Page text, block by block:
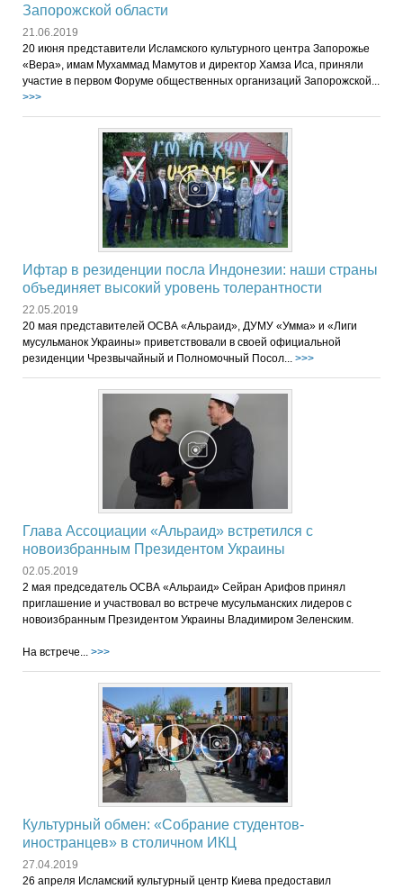
Запорожской области
21.06.2019
20 июня представители Исламского культурного центра Запорожье
«Вера», имам Мухаммад Мамутов и директор Хамза Иса, приняли
участие в первом Форуме общественных организаций Запорожской...
>>>
Ифтар в резиденции посла Индонезии: наши страны
объединяет высокий уровень толерантности
22.05.2019
20 мая представителей ОСВА «Альраид», ДУМУ «Умма» и «Лиги
мусульманок Украины» приветствовали в своей официальной
резиденции Чрезвычайный и Полномочный Посол... >>>
Глава Ассоциации «Альраид» встретился с
новоизбранным Президентом Украины
02.05.2019
2 мая председатель ОСВА «Альраид» Сейран Арифов принял
приглашение и участвовал во встрече мусульманских лидеров с
новоизбранным Президентом Украины Владимиром Зеленским.
На встрече... >>>
Культурный обмен: «Собрание студентов-
иностранцев» в столичном ИКЦ
27.04.2019
26 апреля Исламский культурный центр Киева предоставил